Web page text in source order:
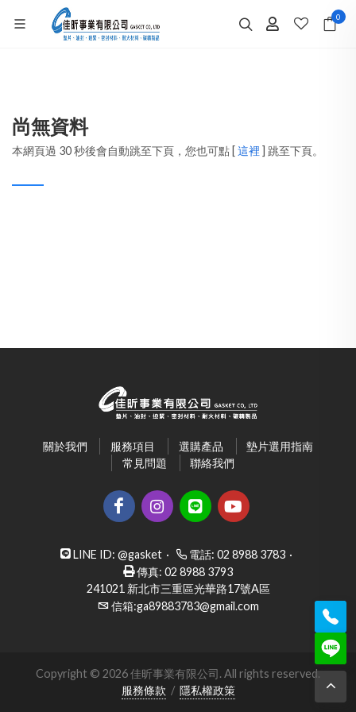
0
尚無資料
本網頁過 30 秒後會自動跳至下頁，您也可點 [這裡 ] 跳至下頁。
關於我們 服務項目 選購產品
墊片選用指南
常見問題
聯絡我們
LINE ID: @gasket · 電話: 02 8988 3783 ·
傳真: 02 8988 3793
241021 新北市三重區光華路17號A區
信箱:ga89883783@gmail.com
Copyright © 2026 佳昕事業有限公司. All rights reserved.
服務條款 / 隱私權政策